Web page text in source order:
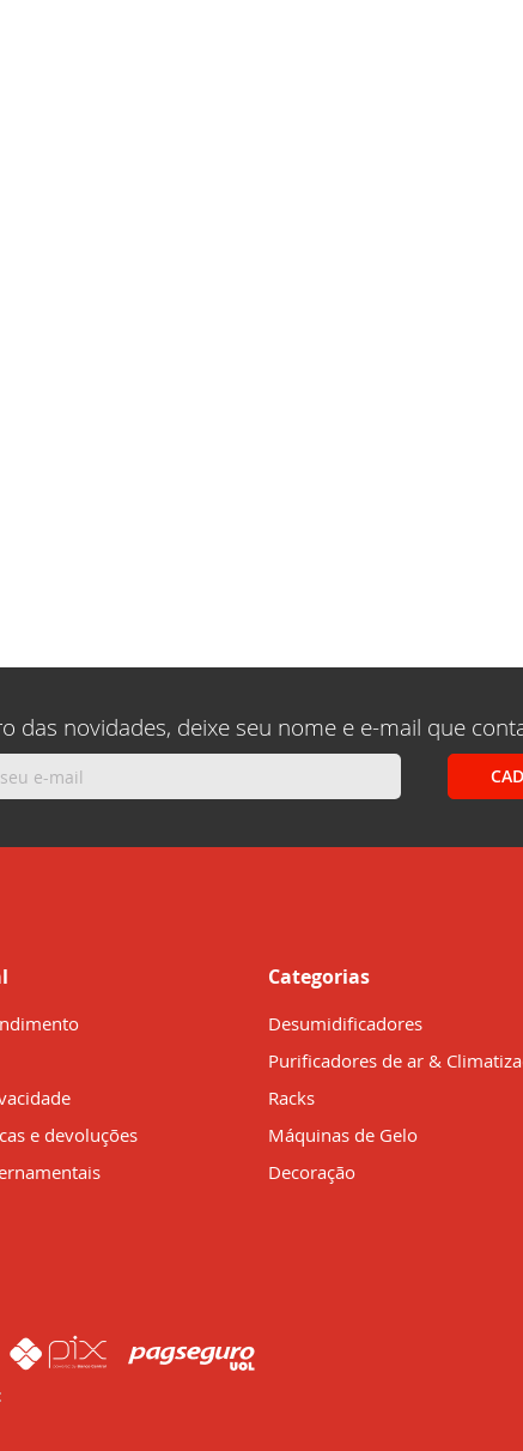
das novidades, deixe seu nome e e-mail que
e devoluções
Categorias
Desumidificadores
Purificadores de ar &
Racks
Máquinas de Gelo
Decoração